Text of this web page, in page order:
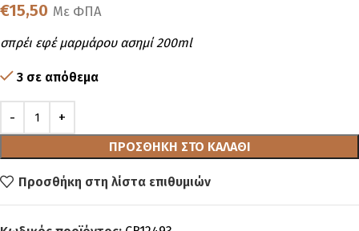
€15,50 Με ΦΠΑ
σπρέι εφέ μαρμάρου ασημί 200ml
3 σε απόθεμα
ΠΡΟΣΘΉΚΗ ΣΤΟ ΚΑΛΆΘΙ
Προσθήκη στη λίστα επιθυμιών